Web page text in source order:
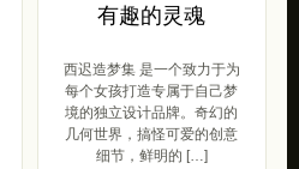
有趣的灵魂
西迟造梦集 是一个致力于为
每个女孩打造专属于自己梦
境的独立设计品牌。奇幻的
几何世界，搞怪可爱的创意
细节，鲜明的 […]